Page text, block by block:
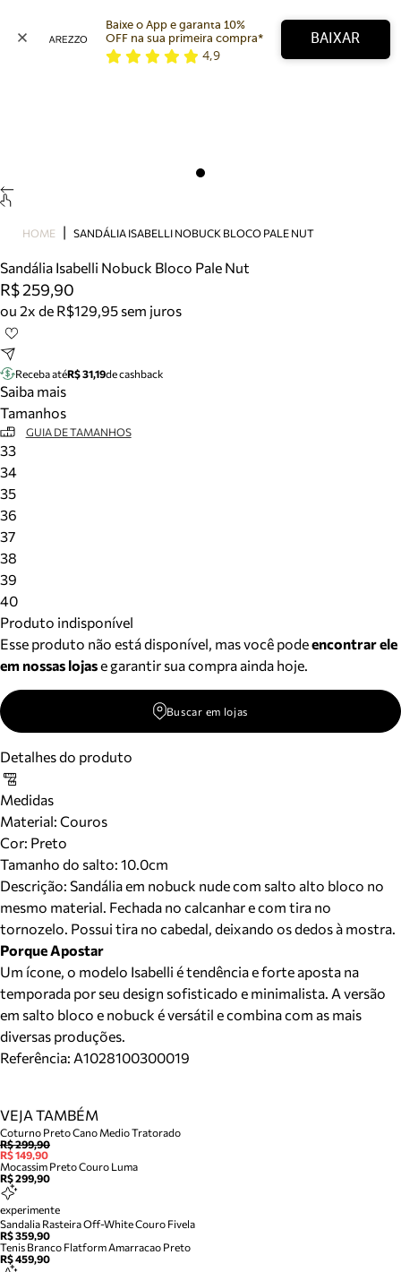
Bolsa
Tamanco
Tênis
Mule
Tire dúvidas sobre pedidos, devoluções e mais.
Meus pedidos
Acompanhe seus pedidos e solicite devoluções.
Baixe o App e garanta 10%
OFF na sua primeira compra*
4,9
BAIXAR
HOME SANDÁLIA ISABELLI NOBUCK BLOCO PALE NUT
Sandália Isabelli Nobuck Bloco Pale Nut
R$ 259,90
ou 2x de R$129,95 sem juros
Receba atéR$ 31,19de cashback
Saiba mais
Tamanhos
GUIA DE TAMANHOS
33
34
35
36
37
38
39
40
Produto indisponível
Esse produto não está disponível, mas você podeencontrar ele
em nossas lojase garantir sua compra ainda hoje.
Buscar em lojas
Detalhes do produto
Medidas
Material: Couros
Cor: Preto
Tamanho do salto: 10.0cm
Descrição: Sandália em nobuck nude com salto alto bloco no
mesmo material. Fechada no calcanhar e com tira no
tornozelo. Possui tira no cabedal, deixando os dedos à mostra.
Porque Apostar
Um ícone, o modelo Isabelli é tendência e forte aposta na
temporada por seu design sofisticado e minimalista. A versão
em salto bloco e nobuck é versátil e combina com as mais
diversas produções.
Referência: A1028100300019
VEJA TAMBÉM
Coturno Preto Cano Medio Tratorado
R$ 299,90
R$ 149,90
Mocassim Preto Couro Luma
R$ 299,90
experimente
Sandalia Rasteira Off-White Couro Fivela
R$ 359,90
Tenis Branco Flatform Amarracao Preto
R$ 459,90